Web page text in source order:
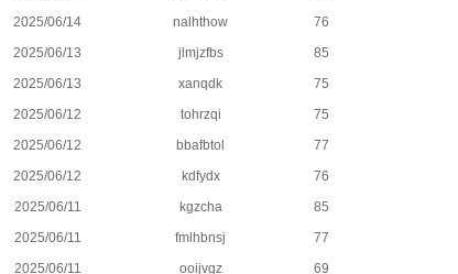
2025/06/14 nalhthow
76
2025/06/13 jlmjzfbs
85
2025/06/13 xanqdk
75
2025/06/12 tohrzqi
75
2025/06/12 bbafbtol
77
2025/06/12 kdfydx
76
2025/06/11 kgzcha
85
2025/06/11 fmlhbnsj
77
2025/06/11 ooijvgz 69